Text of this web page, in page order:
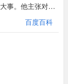
：“悲时俗之迫
愤，只得去远游
人们所崇仰的神
、“求正气之所
事。他主张对内
齐抗秦。后因遭
公元前278年秦将
忧民的屈原在
百度百科